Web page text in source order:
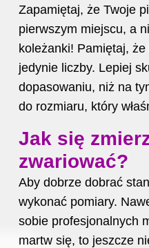
Zapamiętaj, że Twoje
pierwszym miejscu, a
koleżanki! Pamiętaj,
jedynie liczby. Lepiej
dopasowaniu, niż na
do rozmiaru, który
Jak się
zwariować?
Aby dobrze dobrać
wykonać pomiary.
sobie profesjonalnych
martw się, to jeszcze